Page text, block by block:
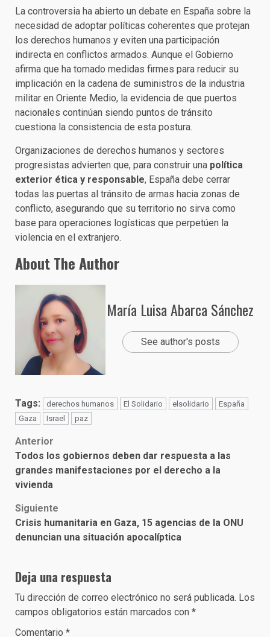
La controversia ha abierto un debate en España sobre la
necesidad de adoptar políticas coherentes que protejan
los derechos humanos y eviten una participación
indirecta en conflictos armados. Aunque el Gobierno
afirma que ha tomado medidas firmes para reducir su
implicación en la cadena de suministros de la industria
militar en Oriente Medio, la evidencia de que puertos
nacionales continúan siendo puntos de tránsito
cuestiona la consistencia de esta postura.
Organizaciones de derechos humanos y sectores
progresistas advierten que, para construir una política
exterior ética y responsable, España debe cerrar
todas las puertas al tránsito de armas hacia zonas de
conflicto, asegurando que su territorio no sirva como
base para operaciones logísticas que perpetúen la
violencia en el extranjero.
About The Author
María Luisa Abarca Sánchez
See author's posts
Tags: derechos humanos El Solidario elsolidario
España
Gaza
Israel paz
Post
navigation
Anterior
Todos los gobiernos deben dar respuesta a las
grandes manifestaciones por el derecho a la
vivienda
Siguiente
Crisis humanitaria en Gaza, 15 agencias de la ONU
denuncian una situación apocalíptica
Deja una respuesta
Tu dirección de correo electrónico no será publicada. Los
campos obligatorios están marcados con *
Comentario *